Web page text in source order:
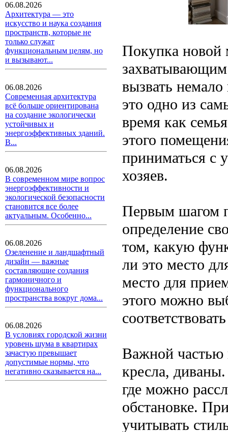
06.08.2026
Архитектура — это
искусство и наука создания
пространств, которые не
только служат
функциональным целям, но
и вызывают...
06.08.2026
Современная архитектура
всё больше ориентирована
на создание экологически
устойчивых и
энергоэффективных зданий.
В...
06.08.2026
В современном мире вопрос
энергоэффективности и
экологической безопасности
становится все более
актуальным. Особенно...
06.08.2026
Озеленение и ландшафтный
дизайн — важные
составляющие создания
гармоничного и
функционального
пространства вокруг дома...
06.08.2026
В условиях городской жизни
уровень шума в квартирах
зачастую превышает
допустимые нормы, что
негативно сказывается на...
Покупка новой
вызвать
это одно из
время как
этого
приниматься с
хозяев.
Первым шагом
определение
том, какую
ли это место
место для
этого можно
Важной частью
кресла,
где можно
обстановке.
учитывать